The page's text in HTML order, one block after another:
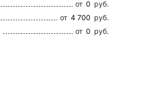
от 0 руб.
от 4 700 руб.
от 0 руб.